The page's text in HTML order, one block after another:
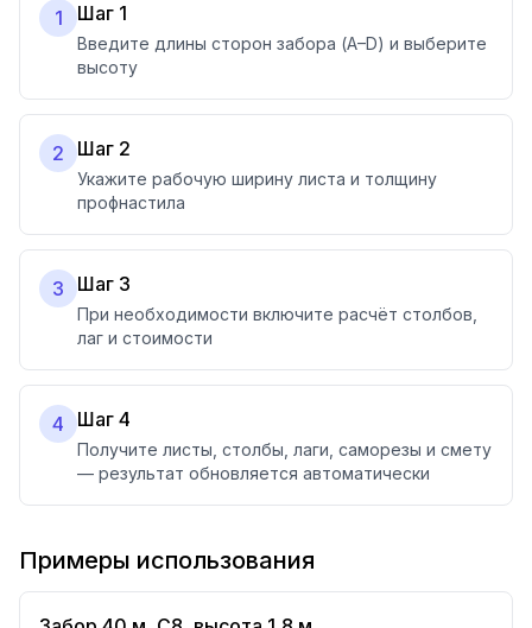
1 Шаг 1
Введите длины сторон забора (A–D) и выберите
высоту
2 Шаг 2
Укажите рабочую ширину листа и толщину
профнастила
3 Шаг 3
При необходимости включите расчёт столбов,
лаг и стоимости
4 Шаг 4
Получите листы, столбы, лаги, саморезы и смету
— результат обновляется автоматически
Примеры использования